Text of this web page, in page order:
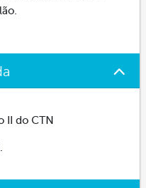
II do CTN